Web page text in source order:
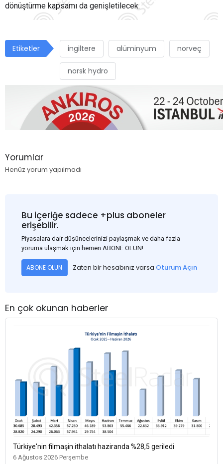
dönüştürme kapsamı da genişletilecek.
Etiketler ingiltere alüminyum norveç
norsk hydro
Yorumlar
Henüz yorum yapılmadı
Bu içeriğe sadece +plus aboneler
erişebilir.
Piyasalara dair düşüncelerinizi paylaşmak ve daha fazla
yoruma ulaşmak için hemen ABONE OLUN!
ABONE OLUN Zaten bir hesabınız varsa Oturum Açın
En çok okunan haberler
Türkiye'nin filmaşin ithalatı haziranda %28,5 geriledi
6 Ağustos 2026 Perşembe